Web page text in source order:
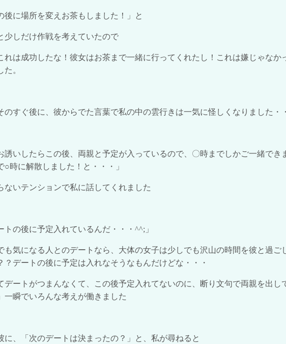
後に場所を変えお茶もしました！」と
少しだけ作戦を考えていたので
れは成功したな！彼女はお茶まで一緒に行ってくれたし！これは嫌じゃなか
た。
のすぐ後に、彼からでた言葉で私の中の雲行きは一気に怪しくなりました・
誘いしたらこの後、両親と予定が入っているので、〇時までしかご一緒でき
○時に解散しました！と・・・」
ないテンションで私に話してくれました
トの後に予定入れているんだ・・・ ^^; 」
も気になる人とのデートなら、大体の女子は少しでも沢山の時間を彼と過ご
？デートの後に予定は入れなそうなもんだけどな・・・
デートがつまんなくて、この後予定入れてないのに、断り文句で両親を出し
一瞬でいろんな考えが働きました
に、「次のデートは決まったの？」と、私が尋ねると